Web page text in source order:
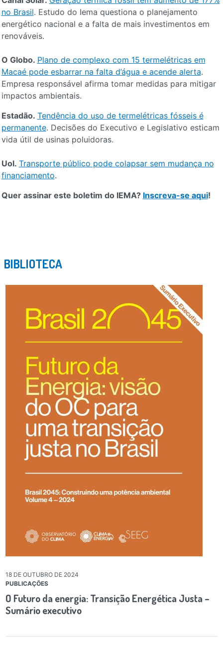
no Brasil. Estudo do Iema questiona o planejamento
energético nacional e a falta de mais investimentos em
renováveis.
O Globo. Plano de complexo com 15 termelétricas em
Macaé pode esbarrar na falta d’água e acende alerta.
Empresa responsável afirma tomar medidas para mitigar
impactos ambientais.
Estadão. Tendência do uso de termelétricas fósseis é
permanente. Decisões do Executivo e Legislativo esticam
vida útil de usinas poluidoras.
Uol. Transporte público pode colapsar sem mudança no
financiamento.
Quer assinar este boletim do IEMA? Inscreva-se aqui!
BIBLIOTECA
18 DE OUTUBRO DE 2024
PUBLICAÇÕES
O Futuro da energia: Transição Energética Justa –
Sumário executivo